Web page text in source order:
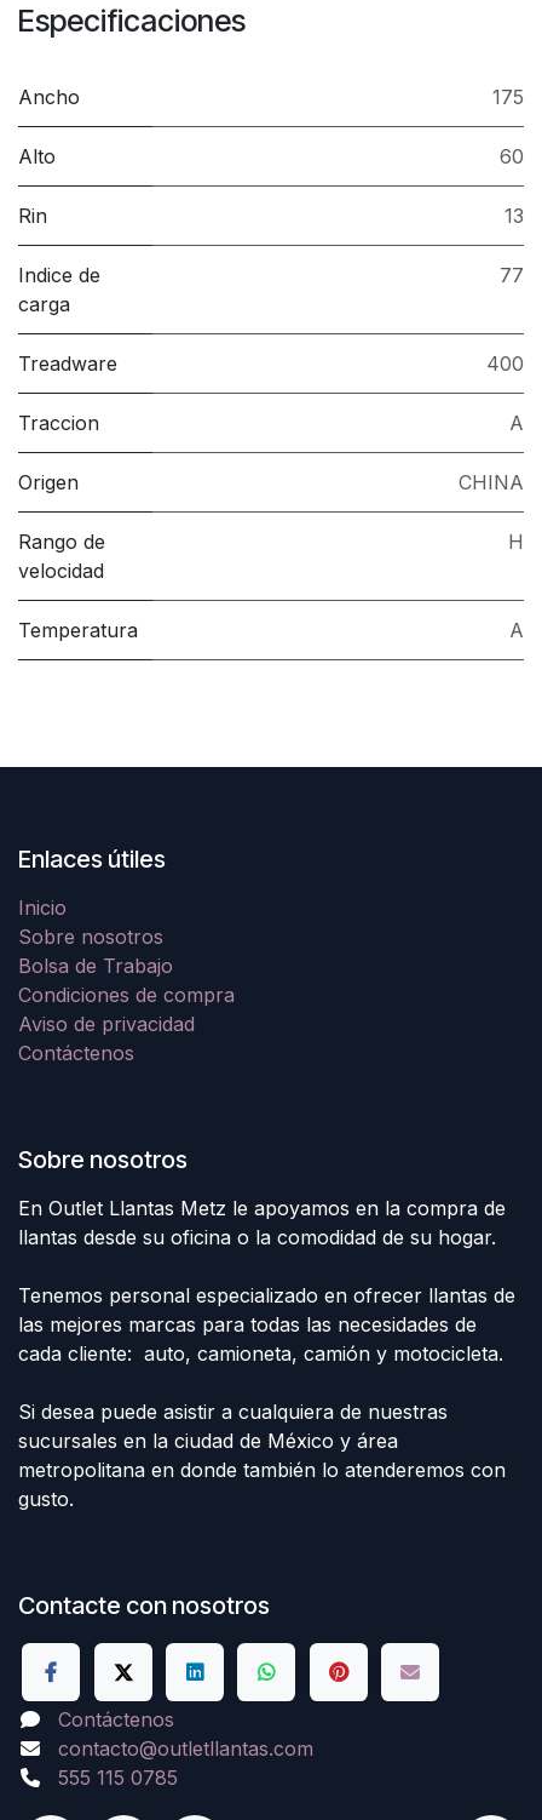
Especificaciones
Ancho 175
Alto 60
Rin 13
Indice de
carga
77
Treadware 400
Traccion A
Origen CHINA
Rango de
velocidad
H
Temperatura A
Enlaces útiles
Inicio
Sobre nosotros
Bolsa de Trabajo
Condiciones de compra
Aviso de privacidad
Contáctenos
Sobre nosotros
En Outlet Llantas Metz le apoyamos en la compra de
llantas desde su oficina o la comodidad de su hogar.
Tenemos personal especializado en ofrecer llantas de
las mejores marcas para todas las necesidades de
cada cliente: auto, camioneta, camión y motocicleta.
Si desea puede asistir a cualquiera de nuestras
sucursales en la ciudad de México y área
metropolitana en donde también lo atenderemos con
gusto.
Contacte con nosotros
Contáctenos
contacto@outletllantas.com
555 115 0785